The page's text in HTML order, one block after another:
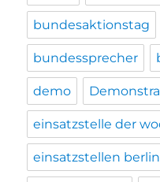
bundesaktionstag
bundessprecher
demo
einsatzstelle der
einsatzstellen berlin